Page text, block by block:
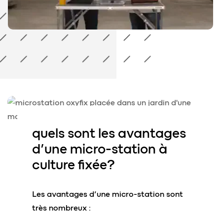
quels sont les avantages
d’une micro-station à
culture fixée?
Les avantages d’une micro-station sont
très nombreux :